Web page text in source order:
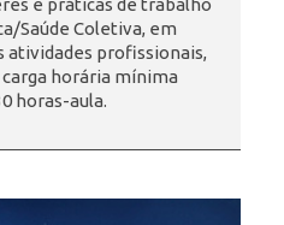
e práticas de trabalho
Saúde Coletiva, em
atividades profissionais,
horária mínima
horas-aula.